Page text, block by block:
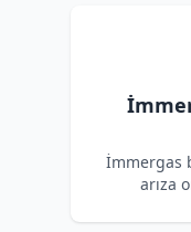
İmmergas
arıza